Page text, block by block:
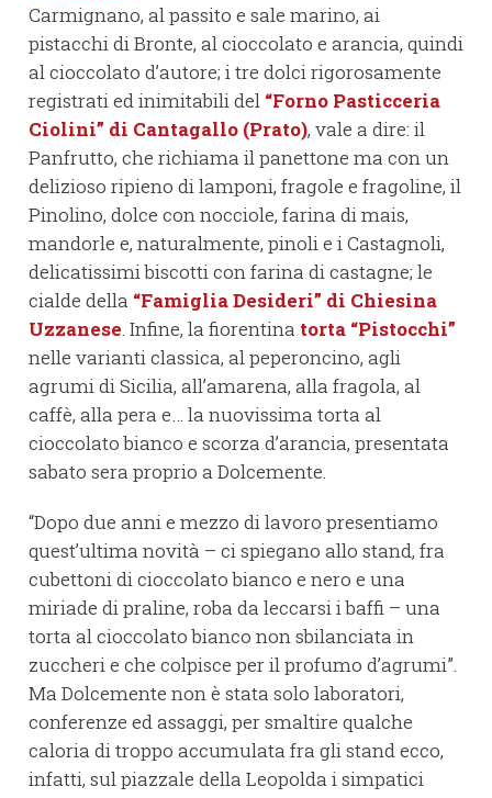
Carmignano, al passito e sale marino, ai
pistacchi di Bronte, al cioccolato e arancia, quindi
al cioccolato d’autore; i tre dolci rigorosamente
registrati ed inimitabili del “Forno Pasticceria
Ciolini” di Cantagallo (Prato), vale a dire: il
Panfrutto, che richiama il panettone ma con un
delizioso ripieno di lamponi, fragole e fragoline, il
Pinolino, dolce con nocciole, farina di mais,
mandorle e, naturalmente, pinoli e i Castagnoli,
delicatissimi biscotti con farina di castagne; le
cialde della “Famiglia Desideri” di Chiesina
Uzzanese. Infine, la fiorentina torta “Pistocchi”
nelle varianti classica, al peperoncino, agli
agrumi di Sicilia, all’amarena, alla fragola, al
caffè, alla pera e… la nuovissima torta al
cioccolato bianco e scorza d’arancia, presentata
sabato sera proprio a Dolcemente.
“Dopo due anni e mezzo di lavoro presentiamo
quest’ultima novità – ci spiegano allo stand, fra
cubettoni di cioccolato bianco e nero e una
miriade di praline, roba da leccarsi i baffi – una
torta al cioccolato bianco non sbilanciata in
zuccheri e che colpisce per il profumo d’agrumi”.
Ma Dolcemente non è stata solo laboratori,
conferenze ed assaggi, per smaltire qualche
caloria di troppo accumulata fra gli stand ecco,
infatti, sul piazzale della Leopolda i simpatici